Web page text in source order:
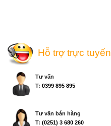
Hỗ trợ trực tuyến
Tư vấn
T: 0399 895 895
Tư vấn bán hàng
T: (0251) 3 680 260